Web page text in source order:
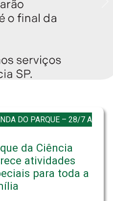
DO PARQUE – 28/7 A
da Ciência
atividades
para toda a